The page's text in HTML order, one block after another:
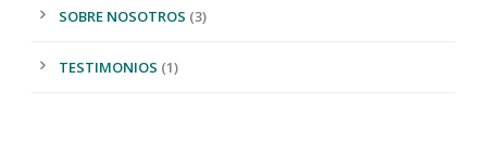
SOBRE NOSOTROS (3)
TESTIMONIOS (1)